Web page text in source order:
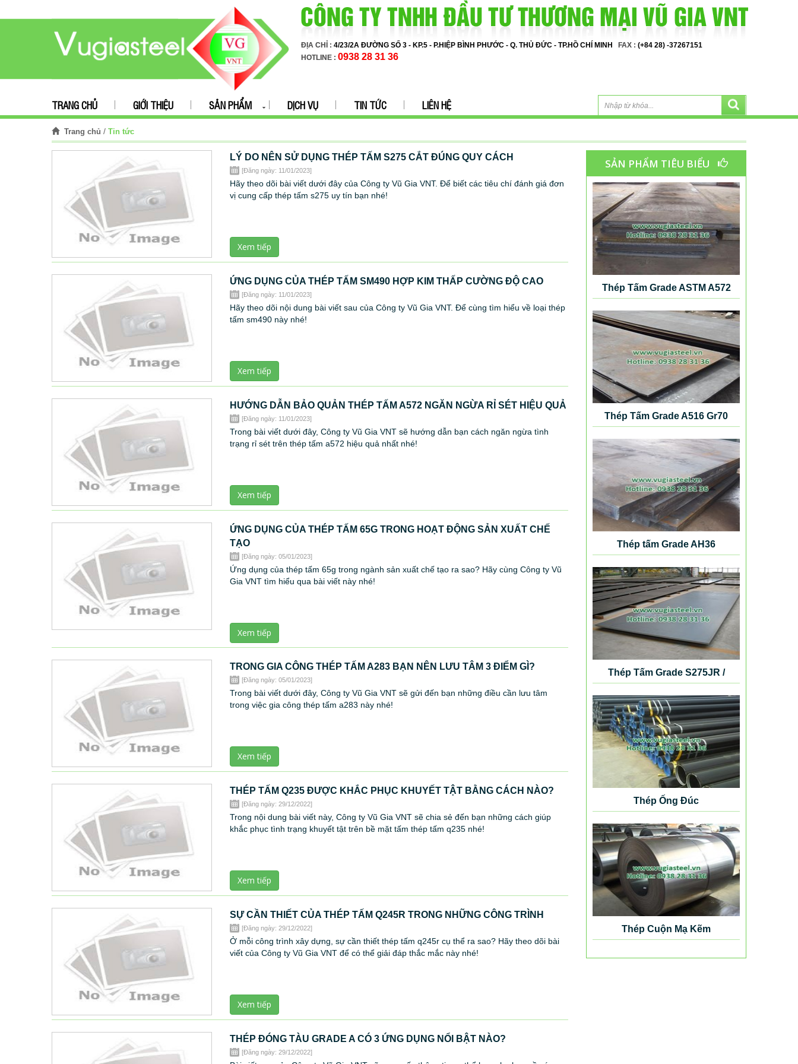
ĐỊA CHỈ : 4/23/2A ĐƯỜNG SỐ 3 - KP.5 - P.HIỆP BÌNH PHƯỚC - Q. THỦ ĐỨC - TP.HỒ CHÍ MINH FAX : (+84 28) -37267151
HOTLINE : 0938 28 31 36
TRANG CHỦ GIỚI THIỆU SẢN PHẨM DỊCH VỤ TIN TỨC LIÊN HỆ
Trang chủ / Tin tức
LÝ DO NÊN SỬ DỤNG THÉP TẤM S275 CẮT ĐÚNG QUY CÁCH
[Đăng ngày: 11/01/2023]
Hãy theo dõi bài viết dưới đây của Công ty Vũ Gia VNT. Để biết các tiêu chí đánh giá đơn
vị cung cấp thép tấm s275 uy tín bạn nhé!
Xem tiếp
ỨNG DỤNG CỦA THÉP TẤM SM490 HỢP KIM THẤP CƯỜNG ĐỘ CAO
[Đăng ngày: 11/01/2023]
Hãy theo dõi nội dung bài viết sau của Công ty Vũ Gia VNT. Để cùng tìm hiểu về loại thép
tấm sm490 này nhé!
Xem tiếp
HƯỚNG DẪN BẢO QUẢN THÉP TẤM A572 NGĂN NGỪA RỈ SÉT HIỆU QUẢ
[Đăng ngày: 11/01/2023]
Trong bài viết dưới đây, Công ty Vũ Gia VNT sẽ hướng dẫn bạn cách ngăn ngừa tình
trạng rỉ sét trên thép tấm a572 hiệu quả nhất nhé!
Xem tiếp
ỨNG DỤNG CỦA THÉP TẤM 65G TRONG HOẠT ĐỘNG SẢN XUẤT CHẾ
TẠO
[Đăng ngày: 05/01/2023]
Ứng dụng của thép tấm 65g trong ngành sản xuất chế tạo ra sao? Hãy cùng Công ty Vũ
Gia VNT tìm hiểu qua bài viết này nhé!
Xem tiếp
TRONG GIA CÔNG THÉP TẤM A283 BẠN NÊN LƯU TÂM 3 ĐIỂM GÌ?
[Đăng ngày: 05/01/2023]
Trong bài viết dưới đây, Công ty Vũ Gia VNT sẽ gửi đến bạn những điều cần lưu tâm
trong việc gia công thép tấm a283 này nhé!
Xem tiếp
THÉP TẤM Q235 ĐƯỢC KHẮC PHỤC KHUYẾT TẬT BẰNG CÁCH NÀO?
[Đăng ngày: 29/12/2022]
Trong nội dung bài viết này, Công ty Vũ Gia VNT sẽ chia sẻ đến bạn những cách giúp
khắc phục tình trạng khuyết tật trên bề mặt tấm thép tấm q235 nhé!
Xem tiếp
SỰ CẦN THIẾT CỦA THÉP TẤM Q245R TRONG NHỮNG CÔNG TRÌNH
[Đăng ngày: 29/12/2022]
Ở mỗi công trình xây dựng, sự cần thiết thép tấm q245r cụ thể ra sao? Hãy theo dõi bài
viết của Công ty Vũ Gia VNT để có thể giải đáp thắc mắc này nhé!
Xem tiếp
THÉP ĐÓNG TÀU GRADE A CÓ 3 ỨNG DỤNG NỔI BẬT NÀO?
[Đăng ngày: 29/12/2022]
SẢN PHẨM TIÊU BIỂU
Thép Tấm Grade ASTM A572
Gr50
Thép Tấm Grade A516 Gr70
Thép tấm Grade AH36
Thép Tấm Grade S275JR /
S355K2G4 / S420N / S460NL /
SB410 / SB450 / SM490 / SM520
Thép Ống Đúc
Thép Cuộn Mạ Kẽm